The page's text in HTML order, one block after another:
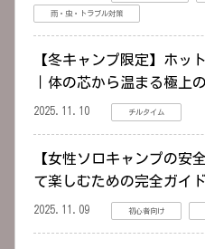
雨・虫・トラブル対策
【冬キャンプ限定】ホッ
｜体の芯から温まる極上
2025.11.10 チルタイム
【女性ソロキャンプの安
て楽しむための完全ガイド
2025.11.09 初心者向け